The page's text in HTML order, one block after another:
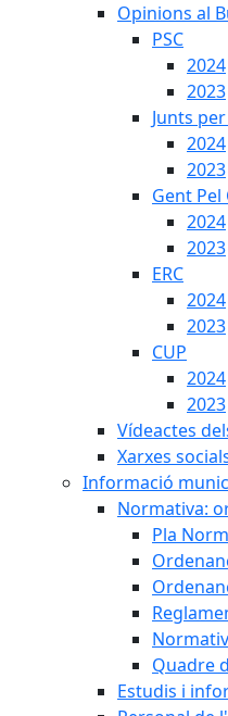
Opinions al
PSC
2024
2023
Junts
2024
2023
Gent Pel
2024
2023
ERC
2024
2023
CUP
2024
2023
Vídeactes
Xarxes
Informació
Normativa:
Pla
Quadre
Estudis i